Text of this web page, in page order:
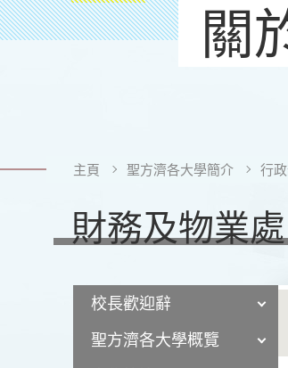
關
主頁 聖方濟各大學簡介 行
財務及物業處
校長歡迎辭
聖方濟各大學概覽